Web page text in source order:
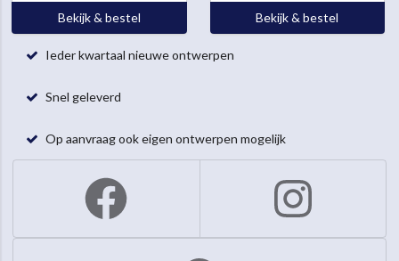
Bekijk & bestel Bekijk & bestel
Ieder kwartaal nieuwe ontwerpen
Snel geleverd
Op aanvraag ook eigen ontwerpen mogelijk